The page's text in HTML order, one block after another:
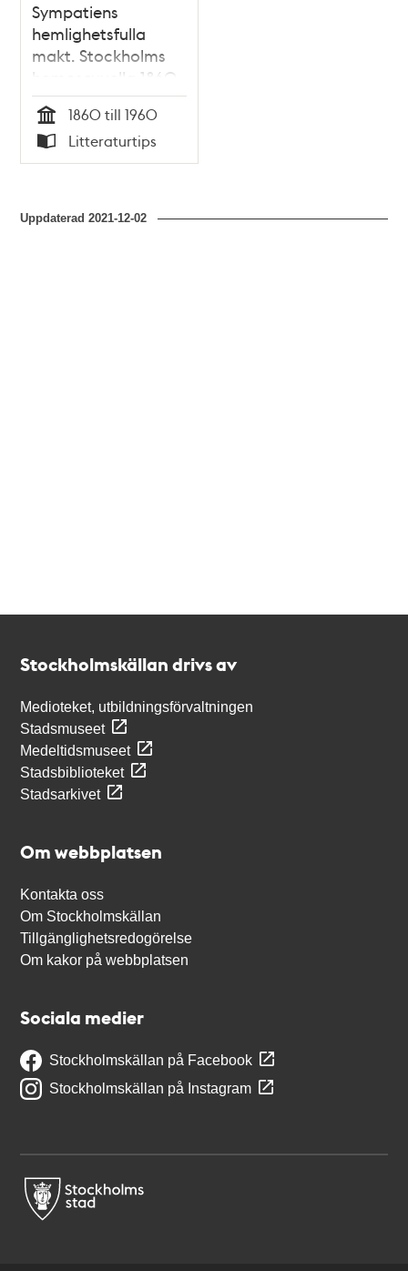
Sympatiens
hemlighetsfulla
makt. Stockholms
homosexuella 1860-
1960.
Tid
1860 till 1960
Typ
Litteraturtips
Uppdaterad2021-12-02
Stockholmskällan drivs av
Medioteket, utbildningsförvaltningen
Stadsmuseet
Medeltidsmuseet
Stadsbiblioteket
Stadsarkivet
Om webbplatsen
Kontakta oss
Om Stockholmskällan
Tillgänglighetsredogörelse
Om kakor på webbplatsen
Sociala medier
Stockholmskällan på Facebook
Stockholmskällan på Instagram